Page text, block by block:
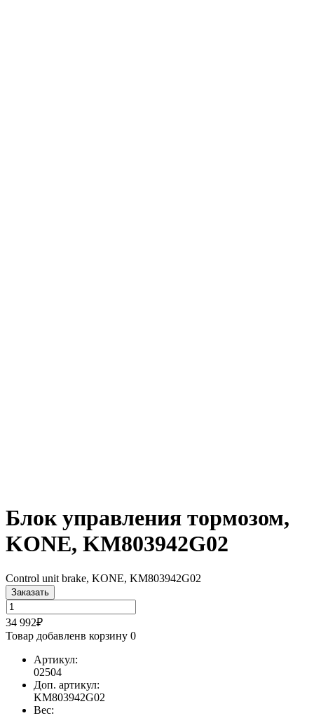
Блок управления тормозом,
KONE, KM803942G02
Control unit brake, KONE, KM803942G02
Заказать
34 992₽
Товар добавленв корзину 0
Артикул:
02504
Доп. артикул:
KM803942G02
Вес: